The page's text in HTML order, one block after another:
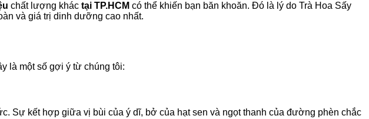
chất lượng khác tại TP.HCM có thể khiến bạn băn khoăn. Đó là lý do Trà Hoa Sấy
và giá trị dinh dưỡng cao nhất.
là một số gợi ý từ chúng tôi:
Sự kết hợp giữa vị bùi của ý dĩ, bở của hạt sen và ngọt thanh của đường phèn chắc